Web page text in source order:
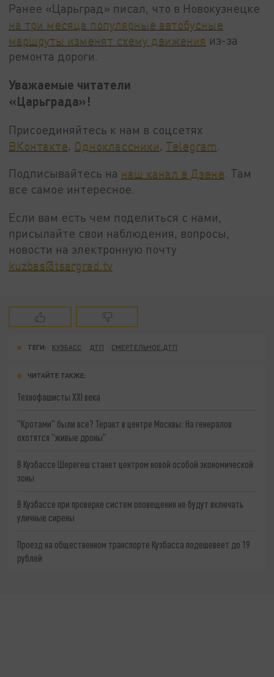
Ранее «Царьград» писал, что в Новокузнецке
на три месяца популярные автобусные
маршруты изменят схему движения из-за
ремонта дороги.
Уважаемые читатели
«Царьграда»!
Присоединяйтесь к нам в соцсетях
ВКонтакте Одноклассники Telegram
Подписывайтесь на наш канал в Дзене . Там
все самое интересное.
Если вам есть чем поделиться с нами,
присылайте свои наблюдения, вопросы,
новости на электронную почту
kuzbas@tsargrad.tv
ТЕГИ: КУЗБАСС ДТП СМЕРТЕЛЬНОЕ ДТП
ЧИТАЙТЕ ТАКЖЕ:
Технофашисты XXI века
"Кротами" были все? Теракт в центре Москвы: На генералов
охотятся "живые дроны"
В Кузбассе Шерегеш станет центром новой особой экономической
зоны
В Кузбассе при проверке систем оповещения не будут включать
уличные сирены
Проезд на общественном транспорте Кузбасса подешевеет до 19
рублей